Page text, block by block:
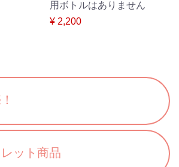
用ボトルはありません
¥ 2,200
ット商品